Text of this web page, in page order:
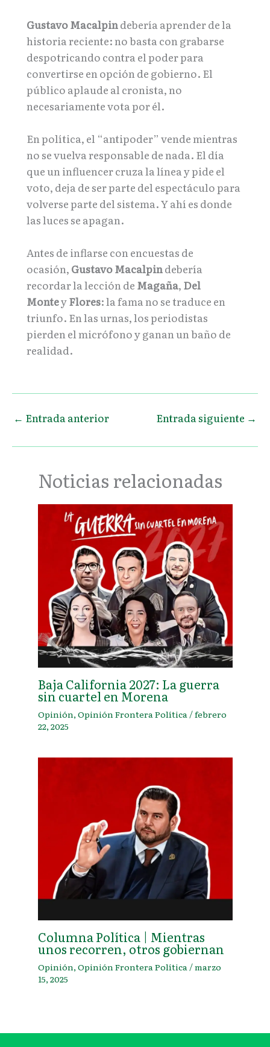
Gustavo Macalpindebería aprender de la
historia reciente: no basta con grabarse
despotricando contra el poder para
convertirse en opción de gobierno. El
público aplaude al cronista, no
necesariamente vota por él.
En política, el “antipoder” vende mientras
no se vuelva responsable de nada. El día
que un influencer cruza la línea y pide el
voto, deja de ser parte del espectáculo para
volverse parte del sistema. Y ahí es donde
las luces se apagan.
Antes de inflarse con encuestas de
ocasión, Gustavo Macalpindebería
recordar la lección de Magaña, Del
MonteyFlores: la fama no se traduce en
triunfo. En las urnas, los periodistas
pierden el micrófono y ganan un baño de
realidad.
← Entrada anterior Entrada siguiente →
Noticias relacionadas
Baja California 2027: La guerra
sin cuartel en Morena
Opinión, Opinión Frontera Política /febrero
22, 2025
Columna Política | Mientras
unos recorren, otros gobiernan
Opinión,Opinión Frontera Política/marzo
15, 2025